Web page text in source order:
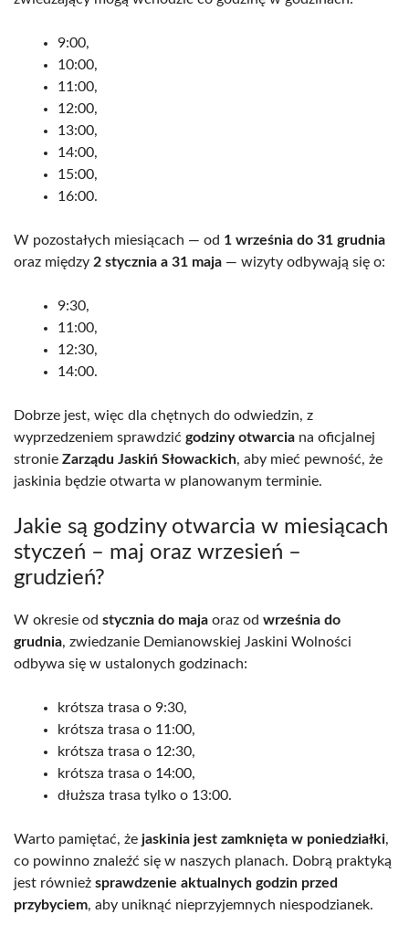
9:00,
10:00,
11:00,
12:00,
13:00,
14:00,
15:00,
16:00.
W pozostałych miesiącach — od 1 września do 31 grudnia
oraz między 2 stycznia a 31 maja — wizyty odbywają się o:
9:30,
11:00,
12:30,
14:00.
Dobrze jest, więc dla chętnych do odwiedzin, z
wyprzedzeniem sprawdzić godziny otwarcia na oficjalnej
stronie Zarządu Jaskiń Słowackich, aby mieć pewność, że
jaskinia będzie otwarta w planowanym terminie.
Jakie są godziny otwarcia w miesiącach
styczeń – maj oraz wrzesień –
grudzień?
W okresie od stycznia do maja oraz od września do
grudnia, zwiedzanie Demianowskiej Jaskini Wolności
odbywa się w ustalonych godzinach:
krótsza trasa o 9:30,
krótsza trasa o 11:00,
krótsza trasa o 12:30,
krótsza trasa o 14:00,
dłuższa trasa tylko o 13:00.
Warto pamiętać, że jaskinia jest zamknięta w poniedziałki,
co powinno znaleźć się w naszych planach. Dobrą praktyką
jest również sprawdzenie aktualnych godzin przed
przybyciem, aby uniknąć nieprzyjemnych niespodzianek.